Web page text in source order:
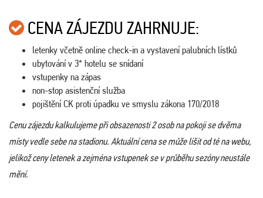
CENA ZÁJEZDU ZAHRNUJE:
letenky včetně online check-in a vystavení palubních lístků
ubytování v 3* hotelu se snídaní
vstupenky na zápas
non-stop asistenční služba
pojištění CK proti úpadku ve smyslu zákona 170/2018
Cenu zájezdu kalkulujeme při obsazenosti 2 osob na pokoji se dvěma
místy vedle sebe na stadionu. Aktuální cena se může lišit od té na webu,
jelikož ceny letenek a zejména vstupenek se v průběhu sezóny neustále
mění.